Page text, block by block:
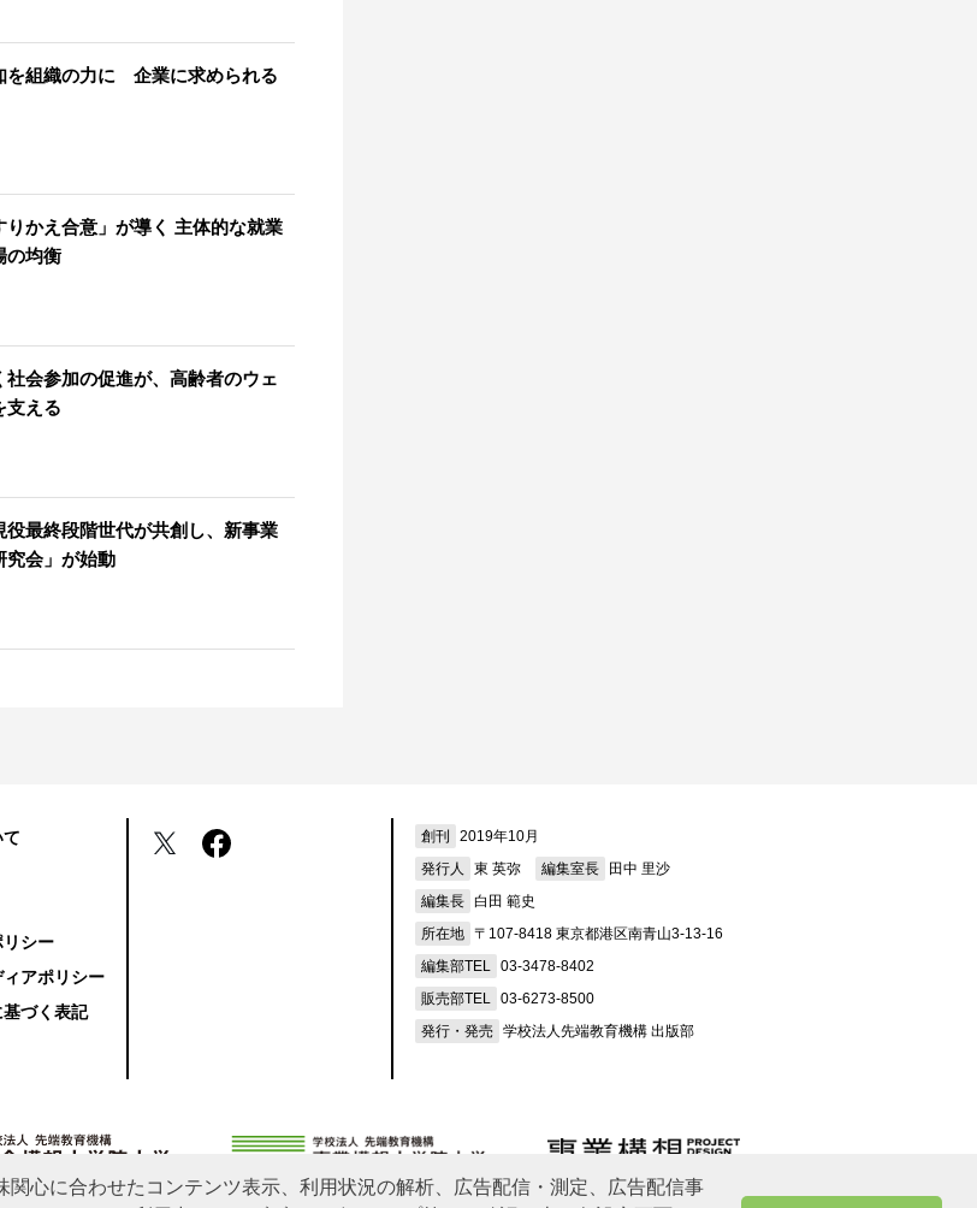
心に合わせたコンテンツ表示、利用状況の解析、広告配信・測定、広告配信事
を組織の力に 企業に求められる
りかえ合意」が導く 主体的な就業
の均衡
社会参加の促進が、高齢者のウェ
支える
最終段階世代が共創し、新事業
究会」が始動
リシー
アポリシー
づく表記
創刊
2019年10月
発行人
東 英弥 編集室長
田中 里沙
編集長 白田 範史
所在地 〒107-8418 東京都港区南青山3-13-16
編集部TEL 03-3478-8402
販売部TEL 03-6273-8500
発行・発売 学校法人先端教育機構 出版部